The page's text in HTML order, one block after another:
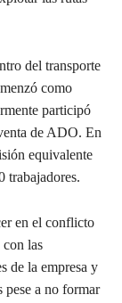
del transporte
como
participó
de ADO. En
equivalente
trabajadores.
en el conflicto
las
de la empresa y
pese a no formar